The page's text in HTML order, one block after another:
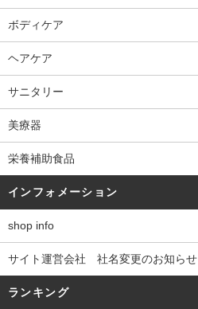
ボディケア
ヘアケア
サニタリー
美療器
栄養補助食品
インフォメーション
shop info
サイト運営会社 社名変更のお知らせ
ランキング